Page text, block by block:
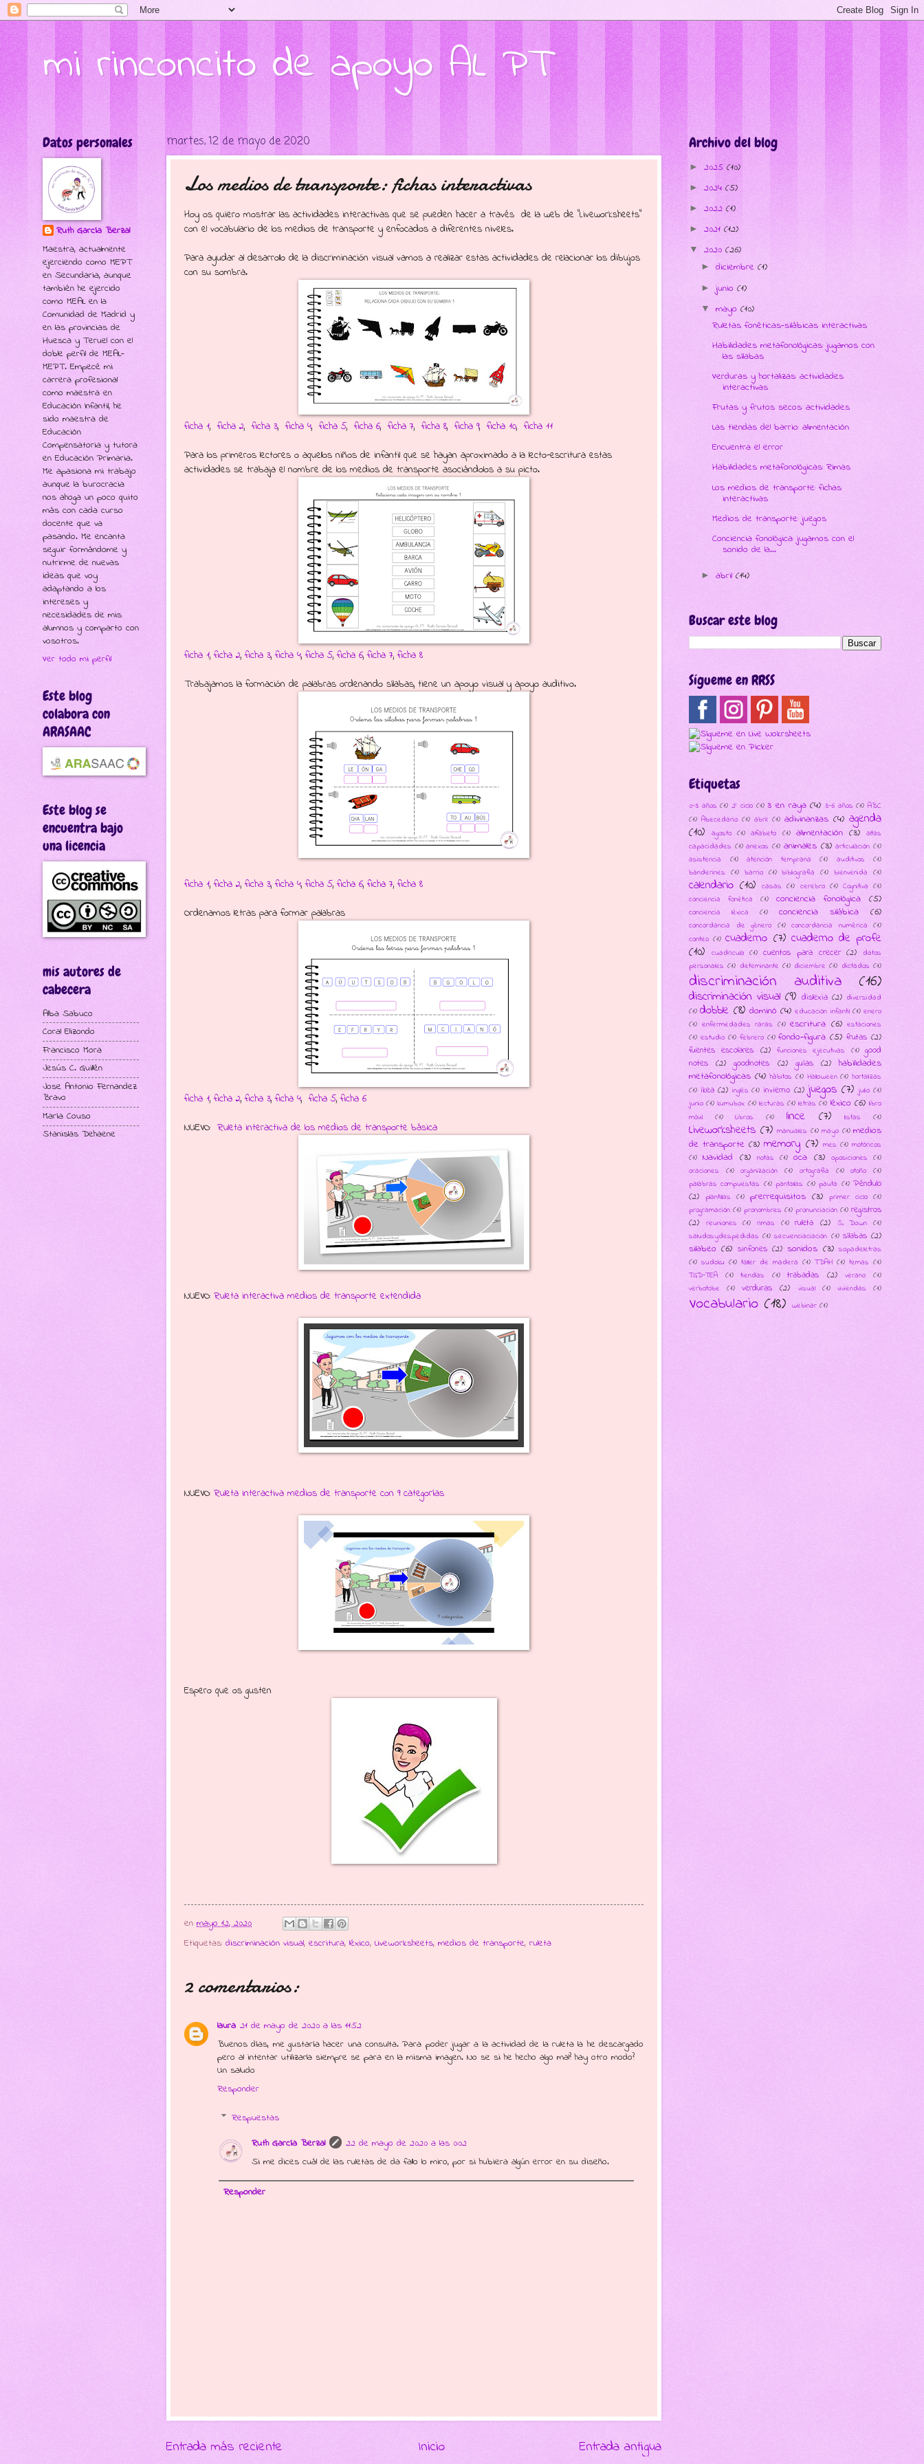
mi rinconcito de apoyo AL PT
martes, 12 de mayo de 2020
Los medios de transporte: fichas interactivas
Hoy os quiero mostrar las actividades interactivas que se pueden hacer a través de la web de "Liveworksheets"
con el vocabulario de los medios de transporte y enfocados a diferentes niveles.
Para ayudar al desarrollo de la discriminación visual vamos a realizar estas actividades de relacionar los dibujos
con su sombra.
ficha 1,ficha 2,ficha 3,ficha 4,ficha 5,ficha 6,ficha 7,ficha 8,ficha 9,ficha 10,ficha 11
Para los primeros lectores o aquellos niños de infantil que se hayan aproximado a la lecto-escritura estas
actividades se trabaja el nombre de los medios de transporte asociándolos a su picto.
ficha 1,ficha 2,ficha 3,ficha 4,ficha 5,ficha 6,ficha 7,ficha 8
Trabajamos la formación de palabras ordenando sílabas, tiene un apoyo visual y apoyo auditivo.
ficha 1,ficha 2,ficha 3,ficha 4,ficha 5,ficha 6,ficha 7,ficha 8
Ordenamos letras para formar palabras
ficha 1,ficha 2,ficha 3,ficha 4,ficha 5,ficha 6
NUEVO: Ruleta interactiva de los medios de transporte básica
NUEVO: Ruleta interactiva medios de transporte extendida
NUEVO: Ruleta interactiva medios de transporte con 9 categorías
Espero que os gusten
en mayo 12, 2020
Etiquetas: discriminación visual, escritura, léxico, Liveworksheets, medios de transporte, ruleta
2 comentarios:
laura 21 de mayo de 2020 a las 11:52
Buenos días, me gustaría hacer una consulta. Para poder jugar a la actividad de la ruleta la he descargado
pero al intentar utilizarla siempre se para en la misma imagen. No se si he hecho algo mal? hay otro modo?
Un saludo
Responder
Respuestas
Ruth García Berzal
22 de mayo de 2020 a las 0:02
Si me dices cuál de las ruletas de da fallo lo miro, por si hubiera algún error en su diseño.
Responder
Entrada más reciente Entrada antigua
Inicio
Datos personales
Ruth García Berzal
Maestra, actualmente
ejerciendo como MEPT
en Secundaria, aunque
también he ejercido
como MEAL en la
Comunidad de Madrid y
en las provincias de
Huesca y Teruel con el
doble perfil de MEAL-
MEPT. Empecé mi
carrera profesional
como maestra en
Educación Infantil, he
sido maestra de
Educación
Compensatoria y tutora
en Educación Primaria.
Me apasiona mi trabajo
aunque la burocracia
nos ahoga un poco quito
más con cada curso
docente que va
pasando. Me encanta
seguir formándome y
nutrirme de nuevas
ideas que voy
adaptando a los
intereses y
necesidades de mis
alumnos y comparto con
vosotros.
Ver todo mi perfil
Este blog
colabora con
ARASAAC
Este blog se
encuentra bajo
una licencia
mis autores de
cabecera
Alba Sabuco
Coral Elizondo
Francisco Mora
Jesús C. Guillén
Jose Antonio Fernandez
Bravo
María Couso
Stanislas Dehaene
Archivo del blog
► 2025(10)
► 2024 (5)
► 2022 (1)
► 2021 (12)
▼ 2020 (26)
► diciembre (1)
► junio (1)
▼ mayo (10)
Ruletas fonéticas-silábicas interactivas
Habilidades metafonológicas: jugamos con
las sílabas
Verduras y hortalizas: actividades
interactivas
Frutas y frutos secos: actividades
Las tiendas del barrio: alimentación
Encuentra el error
Habilidades metafonológicas: Rimas
Los medios de transporte: fichas
interactivas
Medios de transporte: juegos
Conciencia fonológica: jugamos con el
sonido de la...
► abril (14)
Buscar este blog
Sígueme en RRSS
Etiquetas
0-3 años (1) 2º ciclo (1) 3 en raya (4) 3-6 años (1) ABC
(1) Abecedario (1) abril (1) adivinanzas (4) agenda
(10)
agosto (1) alfabeto (1) alimentación (3) altas
capacidades (1) anexos (1) animales (3) articulación (1)
asistencia
(1) atención temprana (1) auditivos
(1)
banderines (1) barrio (1) bibliografía (1) bienvenida (1)
calendario (10) casas (1) cerebro (1) Cognitiva (1)
conciencia fonética
(1) conciencia fonológica (5)
conciencia léxica (1) conciencia silábica (6)
concordancia de género (1) concordancia numérica (1)
conteo (1) cuaderno (7) cuaderno de profe
(10)
cuadricula (1) cuentos para crecer (2)
datos
personales (1) deteminante (1) diciembre (1) dictados (1)
discriminación auditiva (16)
discriminación visual (9) dislexia (2) diversidad
(1) dobble (8) dominó (4) educación infantil (1) enero
(1) enfermedades raras (1) escritura (6) estaciones
(1) estudio (1) febrero (1) fondo-figura (5) frutas (2)
fuentes escolares (2) funciones ejecutivas (1) good
notes
(2) goodnotes (2) guías (2)
habilidades
metafonológicas (4) hábitos (1) Halloween (1) hortalizas
(1) ikea (2) inglés (1) invierno (2) juegos (7) julio (1)
junio (1) kumubox (1) lecturas (1) letras (1) léxico (6) libro
móvil
(1) Libros (1) lince (7) listas (1)
Liveworksheets (7) manuales (1) mayo (1) medios
de transporte (3) memory (7) mes (1) motóricos
(1) Navidad (3) notas (1) oca (3) oposiciones (1)
oraciones
(1) organización (1) ortografía (1) otoño
(1)
palabras compuestas (1) pantallas (1) pauta (1) Péndulo
(2) plantillas (1) prerrequisitos (3) primer ciclo (1)
programación (1) pronombres (1) pronunciación (1) registros
(2)
reuniones (1) rimas (1) ruleta (2) S. Down (1)
saludosydespedidas (1) secuenciaciación (1) sílabas (2)
silabeo (6) sinfones (2) sonidos (3) sopadeletras
(1) sudoku (1) taller de madera (1) TDAH (1) temas (1)
TGD-TEA
(1) tiendas (1) trabadas (2) verano
(1)
verbotobe
(1) verduras (2) visual (1) viviendas (1)
Vocabulario (18) webinar (1)